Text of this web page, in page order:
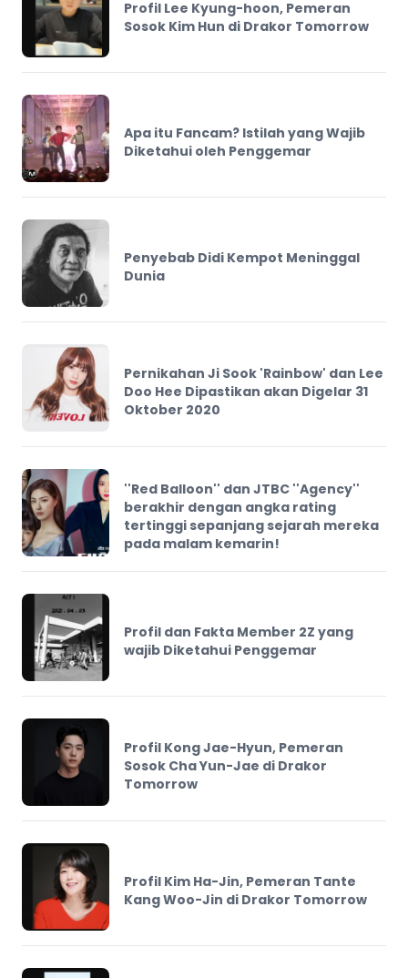
Profil Lee Kyung-hoon, Pemeran
Sosok Kim Hun di Drakor Tomorrow
Apa itu Fancam? Istilah yang Wajib
Diketahui oleh Penggemar
Penyebab Didi Kempot Meninggal
Dunia
Pernikahan Ji Sook 'Rainbow' dan Lee
Doo Hee Dipastikan akan Digelar 31
Oktober 2020
''Red Balloon'' dan JTBC ''Agency''
berakhir dengan angka rating
tertinggi sepanjang sejarah mereka
pada malam kemarin!
Profil dan Fakta Member 2Z yang
wajib Diketahui Penggemar
Profil Kong Jae-Hyun, Pemeran
Sosok Cha Yun-Jae di Drakor
Tomorrow
Profil Kim Ha-Jin, Pemeran Tante
Kang Woo-Jin di Drakor Tomorrow